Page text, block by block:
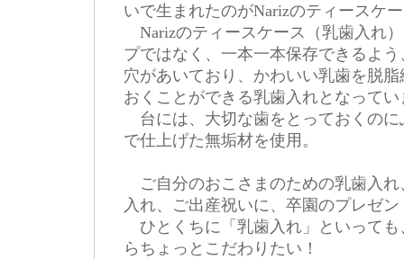
いで生まれたのがNarizのティースケ
Narizのティースケース（乳歯入れ
プではなく、一本一本保存できるよ
穴があいており、かわいい乳歯を脱
おくことができる乳歯入れとなってい
台には、大切な歯をとっておくのに
で仕上げた無垢材を使用。
ご自分のおこさまのための乳歯入れ
入れ、ご出産祝いに、卒園のプレゼ
ひとくちに「乳歯入れ」といっても
らちょっとこだわりたい！